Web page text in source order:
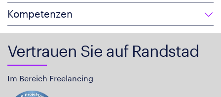
Kompetenzen
Vertrauen Sie auf Randstad
Im Bereich Freelancing